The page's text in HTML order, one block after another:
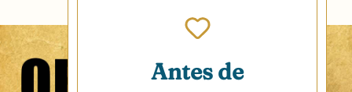
Antes de